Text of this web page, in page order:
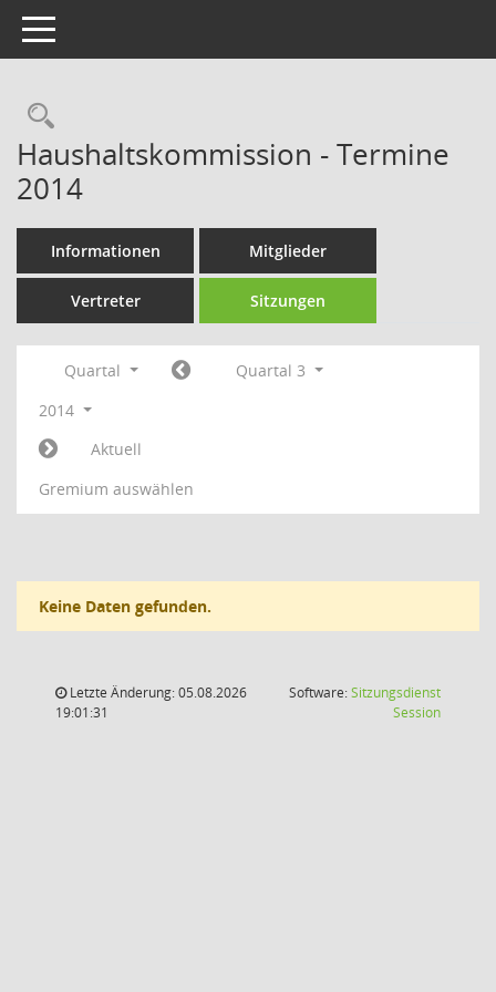
Toggle navigation
Rechercheauswahl
Haushaltskommission - Termine
2014
Informationen Mitglieder
Vertreter Sitzungen
Quartal
Quartal 3
2014
Aktuell
Gremium auswählen
Keine Daten gefunden.
Letzte Änderung: 05.08.2026
19:01:31
Software:Sitzungsdienst
Session(Wird in